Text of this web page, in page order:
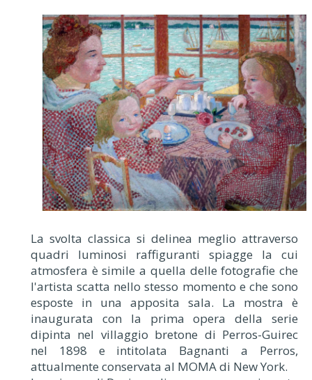
La svolta classica si delinea meglio attraverso
quadri luminosi raffiguranti spiagge la cui
atmosfera è simile a quella delle fotografie che
l'artista scatta nello stesso momento e che sono
esposte in una apposita sala. La mostra è
inaugurata con la prima opera della serie
dipinta nel villaggio bretone di Perros-Guirec
nel 1898 e intitolata Bagnanti a Perros,
attualmente conservata al MOMA di New York.